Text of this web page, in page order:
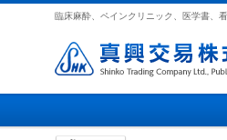
臨床麻酔、ペインクリニック、医学書、